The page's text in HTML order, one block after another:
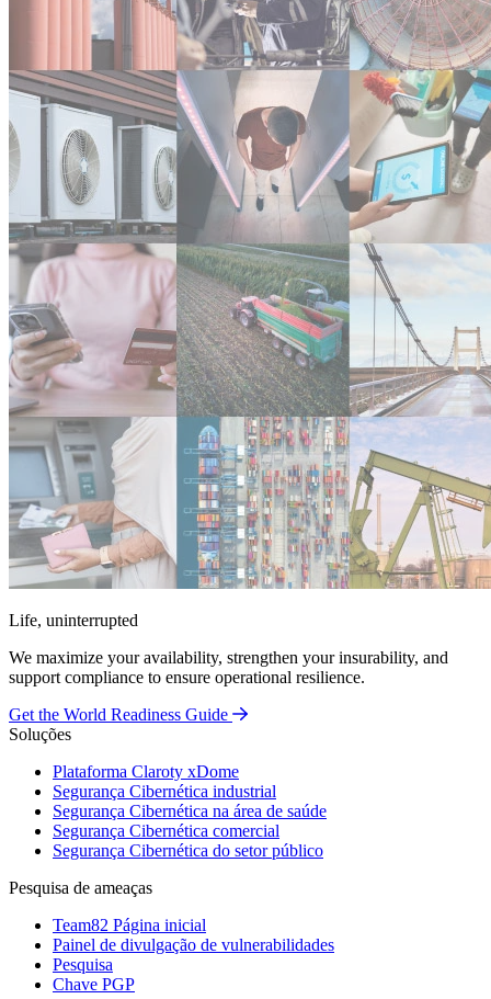
Life, uninterrupted
We maximize your availability, strengthen your insurability, and
support compliance to ensure operational resilience.
Get the World Readiness Guide
Soluções
Plataforma Claroty xDome
Segurança Cibernética industrial
Segurança Cibernética na área de saúde
Segurança Cibernética comercial
Segurança Cibernética do setor público
Pesquisa de ameaças
Team82 Página inicial
Painel de divulgação de vulnerabilidades
Pesquisa
Chave PGP